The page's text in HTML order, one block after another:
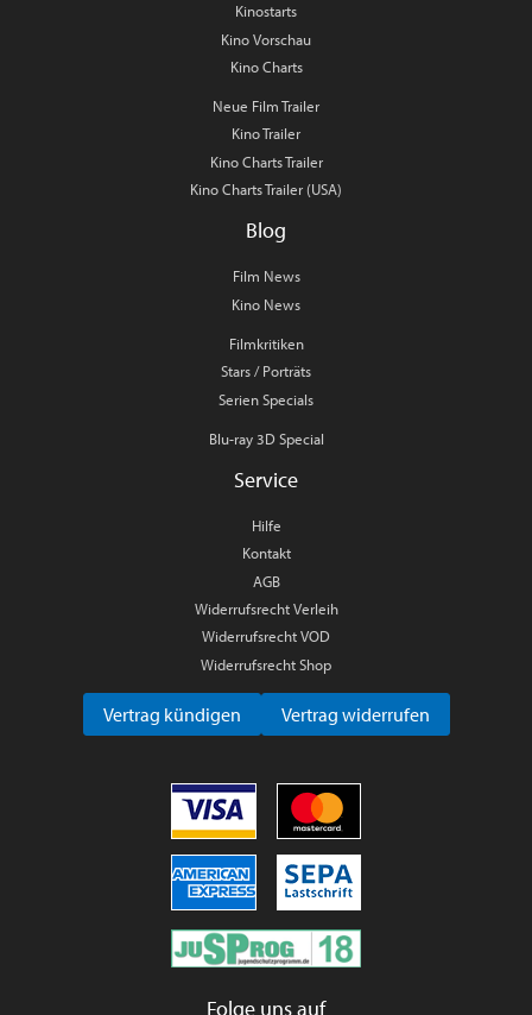
Kinostarts
Kino Vorschau
Kino Charts
Neue Film Trailer
Kino Trailer
Kino Charts Trailer
Kino Charts Trailer (USA)
Blog
Film News
Kino News
Filmkritiken
Stars / Porträts
Serien Specials
Blu-ray 3D Special
Service
Hilfe
Kontakt
AGB
Widerrufsrecht Verleih
Widerrufsrecht VOD
Widerrufsrecht Shop
Vertrag kündigen Vertrag widerrufen
Folge uns auf